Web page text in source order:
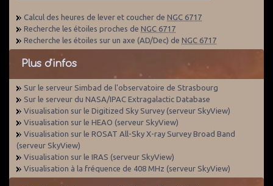
Calcul des heures de lever et coucher de NGC 6717
Recherche les étoiles proches de NGC 6717
Recherche les étoiles sur un axe (AD/Dec) de NGC 6717
Plus d'infos
Sur le serveur Simbad de l'observatoire de Strasbourg
Sur le serveur du NASA/IPAC Extragalactic Database
Visualisation sur le Digitized Sky Survey (serveur SkyView)
Visualisation sur le HEAO (serveur SkyView)
Visualisation sur le ROSAT All-Sky X-ray Survey Broad Band
(serveur SkyView)
Visualisation sur le IRAS (serveur SkyView)
Visualisation à la fréquence de 408 MHz (serveur SkyView)